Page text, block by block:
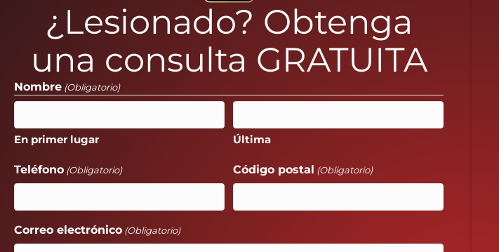
¿Lesionado? Obtenga
una consulta GRATUITA
Nombre (Obligatorio)
En primer lugar Última
Teléfono (Obligatorio) Código postal (Obligatorio)
Correo electrónico (Obligatorio)